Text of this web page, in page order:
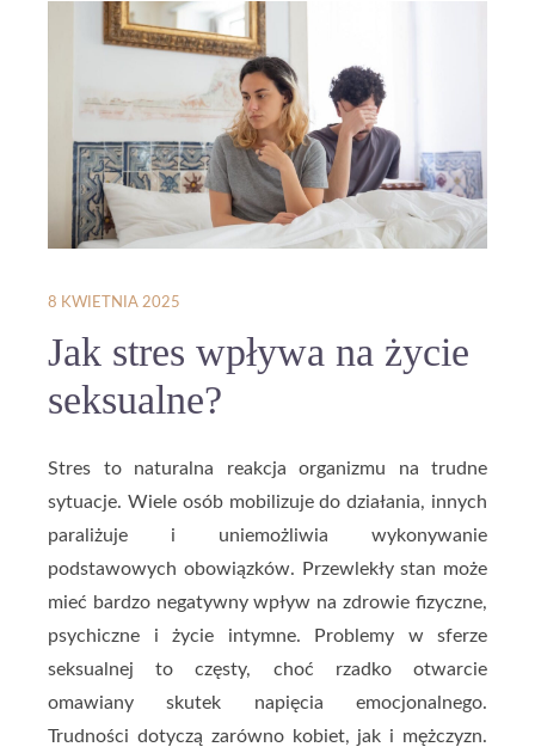
8 KWIETNIA 2025
Jak stres wpływa na życie
seksualne?
Stres to naturalna reakcja organizmu na trudne
sytuacje. Wiele osób mobilizuje do działania, innych
paraliżuje i uniemożliwia wykonywanie
podstawowych obowiązków. Przewlekły stan może
mieć bardzo negatywny wpływ na zdrowie fizyczne,
psychiczne i życie intymne. Problemy w sferze
seksualnej to częsty, choć rzadko otwarcie
omawiany skutek napięcia emocjonalnego.
Trudności dotyczą zarówno kobiet, jak i mężczyzn.